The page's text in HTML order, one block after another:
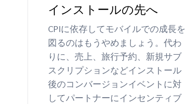
インストールの先へ
CPIに依存してモバイルでの成長を
図るのはもうやめましょう。代わ
りに、売上、旅行予約、新規サブ
スクリプションなどインストール
後のコンバージョンイベントに対
してパートナーにインセンティブ